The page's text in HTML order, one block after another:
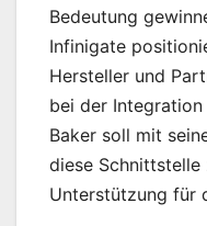
Bedeutung
Infinigate
Hersteller und
bei der
Baker soll mit
diese
Unterstützung für